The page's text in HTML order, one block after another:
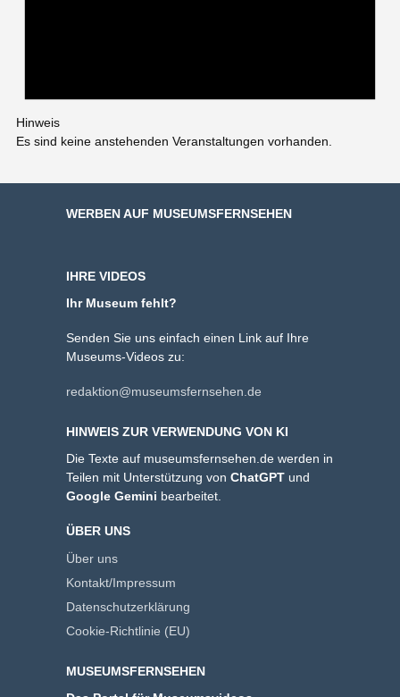
Hinweis
Es sind keine anstehenden Veranstaltungen vorhanden.
WERBEN AUF MUSEUMSFERNSEHEN
IHRE VIDEOS
Ihr Museum fehlt?
Senden Sie uns einfach einen Link auf Ihre
Museums-Videos zu:
redaktion@museumsfernsehen.de
HINWEIS ZUR VERWENDUNG VON KI
Die Texte auf museumsfernsehen.de werden in
Teilen mit Unterstützung von ChatGPT und
Google Gemini bearbeitet.
ÜBER UNS
Über uns
Kontakt/Impressum
Datenschutzerklärung
Cookie-Richtlinie (EU)
MUSEUMSFERNSEHEN